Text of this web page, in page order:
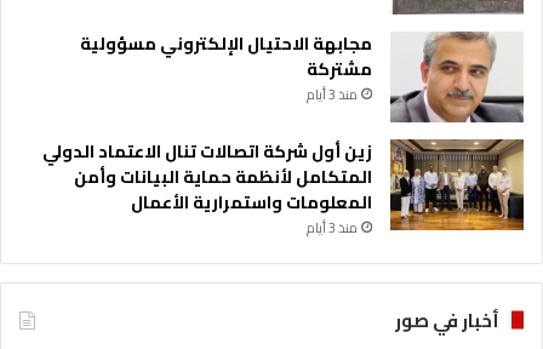
مجابهة الاحتيال الإلكتروني مسؤولية
مشتركة
منذ 3 أيام
زين أول شركة اتصالات تنال الاعتماد الدولي
المتكامل لأنظمة حماية البيانات وأمن
المعلومات واستمرارية الأعمال
منذ 3 أيام
أخبار في صور